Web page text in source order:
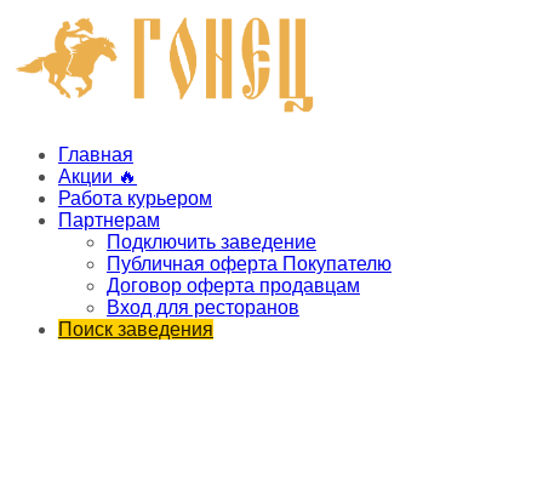
Главная
Акции 🔥
Работа курьером
Партнерам
Подключить заведение
Публичная оферта Покупателю
Договор оферта продавцам
Вход для ресторанов
Поиск заведения